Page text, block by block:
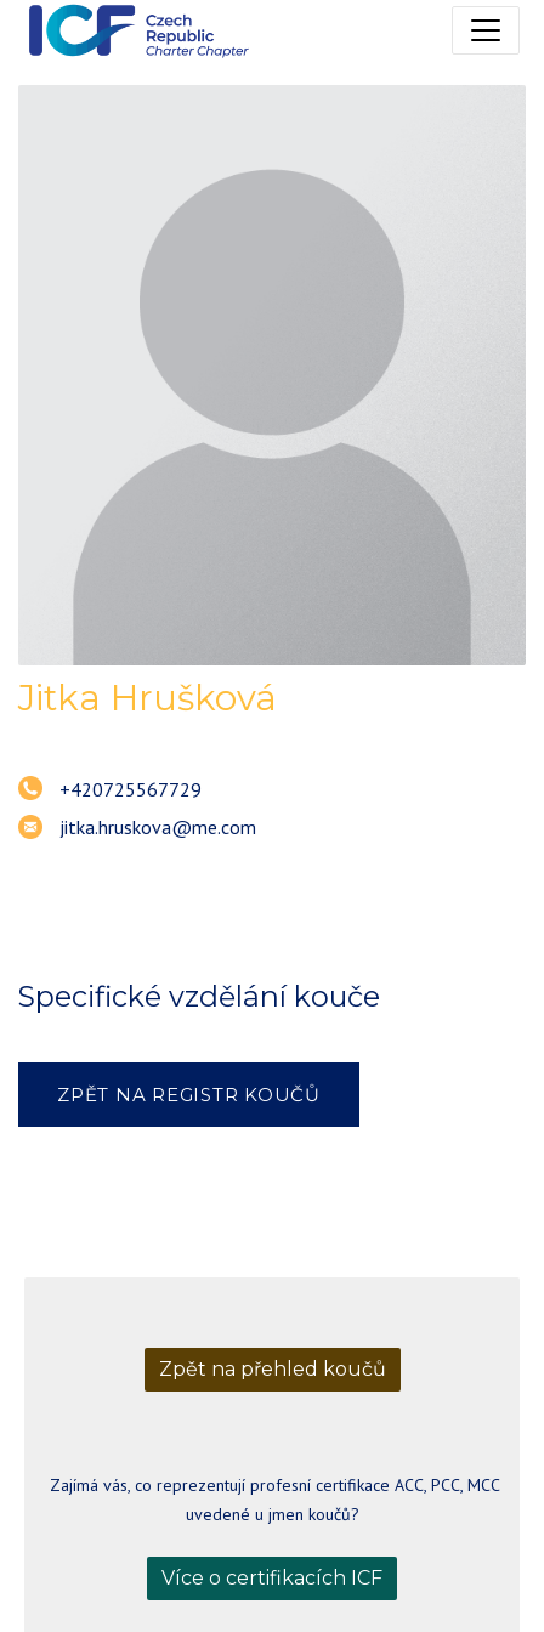
Jitka Hrušková
+420725567729
jitka.hruskova@me.com
Specifické vzdělání kouče
ZPĚT NA REGISTR KOUČŮ
Zpět na přehled koučů
Zajímá vás, co reprezentují profesní certifikace ACC, PCC, MCC
uvedené u jmen koučů?
Více o certifikacích ICF